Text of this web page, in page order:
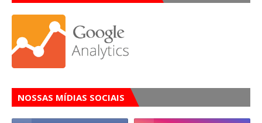
NOSSAS MÍDIAS SOCIAIS